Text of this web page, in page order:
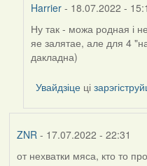
Harrier - 18.07.2022 -
In
reply
to
Lighty
Ну так - можа родная і
яе залятае, але для 4
дакладна)
Увайдзіце ці
ZNR- 17.07.2022 - 22:31
от нехватки мяса, кто то